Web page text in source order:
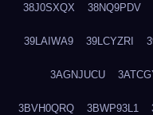
38J0SXQX 38NQ9PDV
39LAIWA9 39LCYZRI
3AGNJUCU
3BVH0QRQ 3BWP93L1